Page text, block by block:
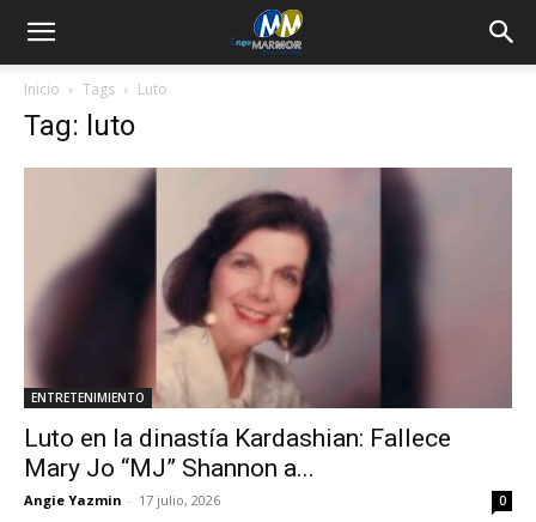
Inicio Tags Luto
Tag: luto
ENTRETENIMIENTO
Luto en la dinastía Kardashian: Fallece
Mary Jo “MJ” Shannon a...
Angie Yazmin - 17 julio, 2026 0